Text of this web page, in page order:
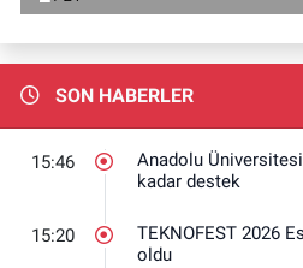
SON HABERLER
15:46
Anadolu
kadar destek
15:20
TEKNOFEST 2026
oldu